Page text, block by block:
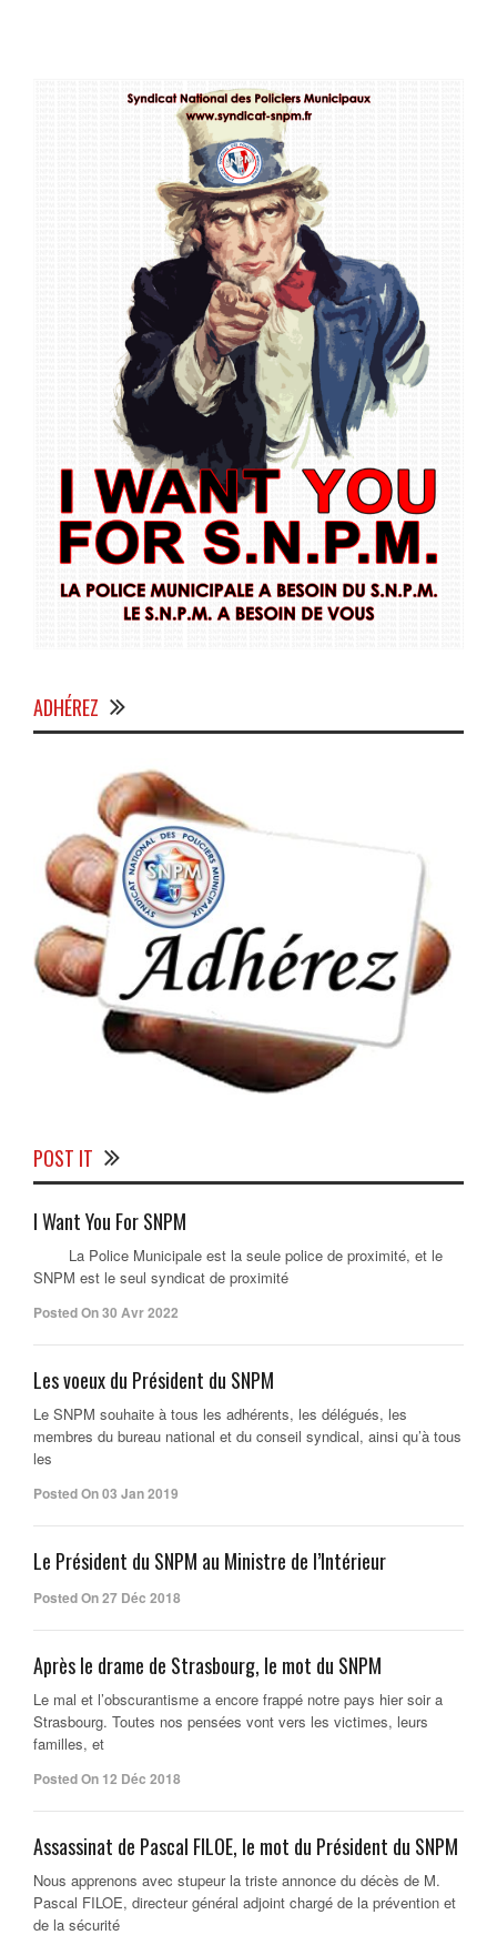
ADHÉREZ
POST IT
I Want You For SNPM
La Police Municipale est la seule police de proximité, et le
SNPM est le seul syndicat de proximité
Posted On 30 Avr 2022
Les voeux du Président du SNPM
Le SNPM souhaite à tous les adhérents, les délégués, les
membres du bureau national et du conseil syndical, ainsi qu’à tous
les
Posted On 03 Jan 2019
Le Président du SNPM au Ministre de l’Intérieur
Posted On 27 Déc 2018
Après le drame de Strasbourg, le mot du SNPM
Le mal et l’obscurantisme a encore frappé notre pays hier soir a
Strasbourg. Toutes nos pensées vont vers les victimes, leurs
familles, et
Posted On 12 Déc 2018
Assassinat de Pascal FILOE, le mot du Président du SNPM
Nous apprenons avec stupeur la triste annonce du décès de M.
Pascal FILOE, directeur général adjoint chargé de la prévention et
de la sécurité